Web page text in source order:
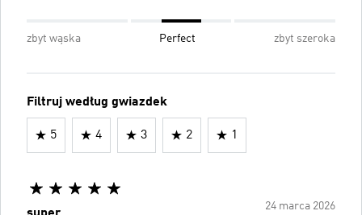
zbyt wąska Perfect zbyt szeroka
Filtruj według gwiazdek
5 4 3 2 1
24 marca 2026